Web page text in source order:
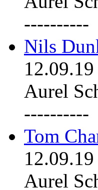
----------
Nils
12.09.19
Aurel
----------
Tom
12.09.19
Aurel